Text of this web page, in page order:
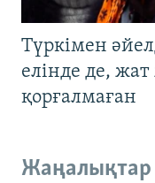
Түркімен
елінде де,
қорғалмаған
Жаңалықтар